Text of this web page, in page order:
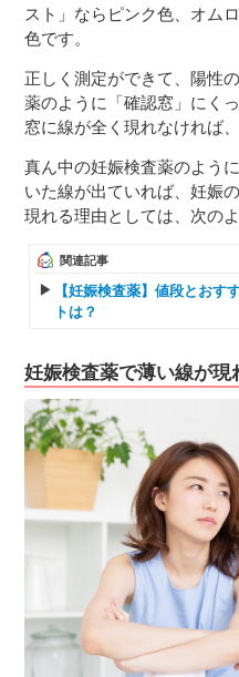
スト」ならピンク色、オム
色です。
正しく測定ができて、陽性
薬のように「確認窓」にく
窓に線が全く現れなければ
真ん中の妊娠検査薬のよう
いた線が出ていれば、妊娠
現れる理由としては、次の
関連記事
【妊娠検査薬】値段とおす
トは？
妊娠検査薬で薄い線が現